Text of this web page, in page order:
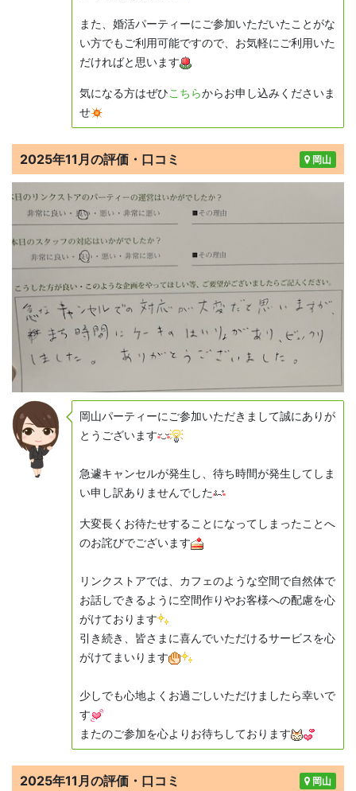
また、婚活パーティーにご参加いただいたことがな
い方でもご利用可能ですので、お気軽にご利用いた
だければと思います
気になる方はぜひこちらからお申し込みくださいま
せ
岡山
2025年11月の評価・口コミ
岡山パーティーにご参加いただきまして誠にありが
とうございます
急遽キャンセルが発生し、待ち時間が発生してしま
い申し訳ありませんでした
大変長くお待たせすることになってしまったことへ
のお詫びでございます
リンクストアでは、カフェのような空間で自然体で
お話しできるように空間作りやお客様への配慮を心
がけております
引き続き、皆さまに喜んでいただけるサービスを心
がけてまいります
少しでも心地よくお過ごしいただけましたら幸いで
す
またのご参加を心よりお待ちしております
岡山
2025年11月の評価・口コミ